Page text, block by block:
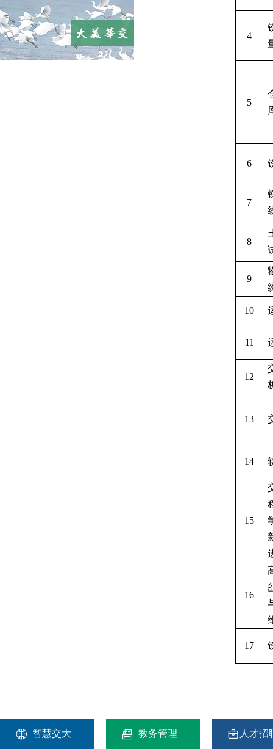
4
5
6
7
8
9
10
11
12
13
14
15
16
17
 智慧交大  教务管理  人才招